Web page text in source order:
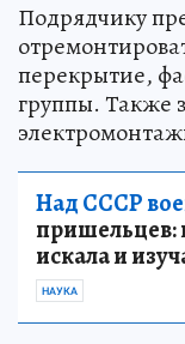
Подрядчику
перекрытие,
группы. Также
Над СССР
пришельцев:
искала и
НАУКА